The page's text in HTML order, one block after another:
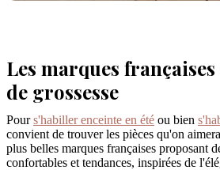
Les marques
de grossesse
Pours'habiller enceinte en été ou bien
convient de trouver les pièces qu'on
plus belles marques françaises proposant
confortables et tendances, inspirées de